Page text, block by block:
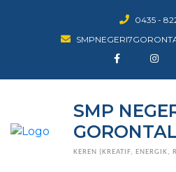
0435 -
SMP
KEREN (KREATIF,